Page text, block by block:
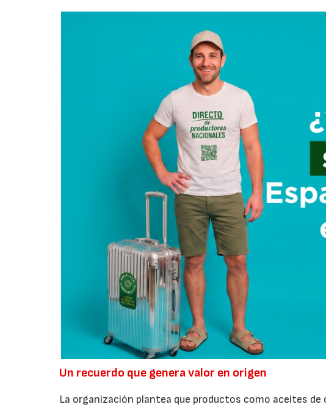
Un recuerdo que genera valor en origen
La organización plantea que productos como aceites